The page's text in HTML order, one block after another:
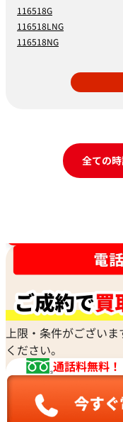
116518G
116518LNG
116518NG
全ての
上限・条件がござい
ください。
通話料無料！